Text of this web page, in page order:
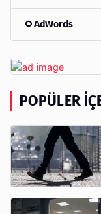
AdWords
POPÜLER